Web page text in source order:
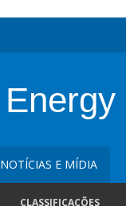
NOTÍCIAS E MÍDIA
CLASSIFICAÇÕES